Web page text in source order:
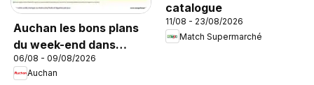
Auchan les bons plans
du week-end dans
votre super
06/08 - 09/08/2026
Auchan
catalogue
11/08 - 23/08/2026
Match Supermarché